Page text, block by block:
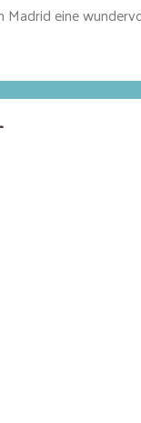
Madrid eine